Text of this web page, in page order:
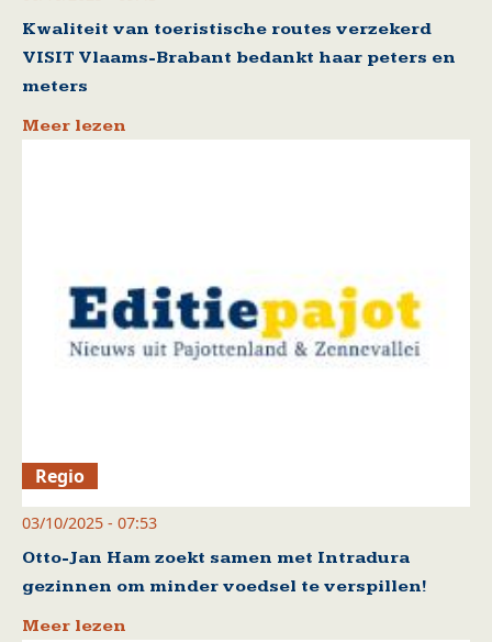
Kwaliteit van toeristische routes verzekerd
VISIT Vlaams-Brabant bedankt haar peters en
meters
Meer lezen
Regio
03/10/2025 - 07:53
Otto-Jan Ham zoekt samen met Intradura
gezinnen om minder voedsel te verspillen!
Meer lezen